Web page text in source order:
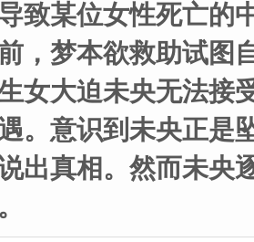
致某位女性死亡的
，梦本欲救助试图
女大迫未央无法接
。意识到未央正是
出真相。然而未央